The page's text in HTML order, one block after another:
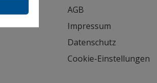
AGB
Impressum
Datenschutz
Cookie-Einstellungen